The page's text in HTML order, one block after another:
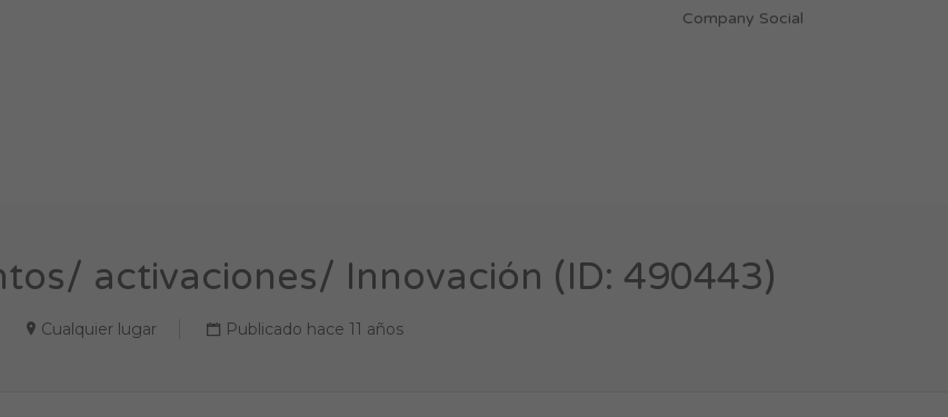
Company Social
activaciones/ Innovación (ID: 490443)
Cualquier lugar Publicado hace 11 años